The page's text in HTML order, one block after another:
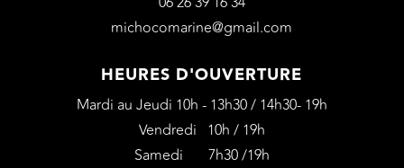
michocomarine@gmail.com
HEURES D'OUVERTURE
Mardi au Jeudi 10h - 13h30 / 14h30- 19h
Vendredi 10h / 19h
Samedi 7h30 /19h